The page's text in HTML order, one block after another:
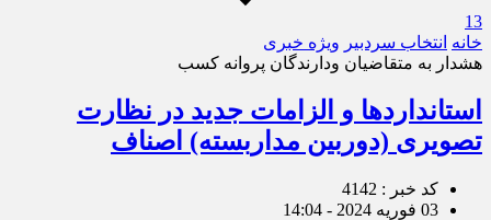
13
خانه انتخاب سردبیر ویژه خبری
هشدار به متقاضیان ودارندگان پروانه کسب
استانداردها و الزامات جدید در نظارت
تصویری (دوربین مداربسته) اصناف
کد خبر : 4142
03 فوریه 2024 - 14:04